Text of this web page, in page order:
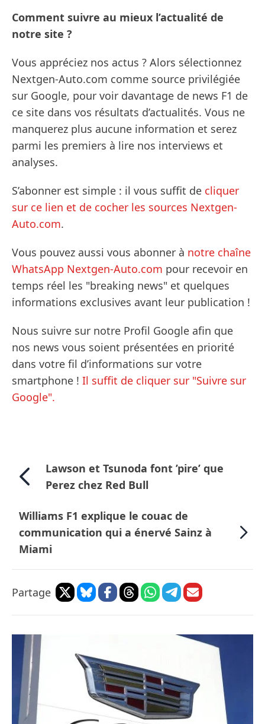
Comment suivre au mieux l’actualité de
notre site ?
Vous appréciez nos actus ? Alors sélectionnez
Nextgen-Auto.com comme source privilégiée
sur Google, pour voir davantage de news F1 de
ce site dans vos résultats d’actualités. Vous ne
manquerez plus aucune information et serez
parmi les premiers à lire nos interviews et
analyses.
S’abonner est simple : il vous suffit de cliquer
sur ce lien et de cocher les sources Nextgen-
Auto.com.
Vous pouvez aussi vous abonner à notre chaîne
WhatsApp Nextgen-Auto.com pour recevoir en
temps réel les "breaking news" et quelques
informations exclusives avant leur publication !
Nous suivre sur notre Profil Google afin que
nos news vous soient présentées en priorité
dans votre fil d’informations sur votre
smartphone ! Il suffit de cliquer sur "Suivre sur
Google".
Lawson et Tsunoda font ’pire’ que
Perez chez Red Bull
Williams F1 explique le couac de
communication qui a énervé Sainz à
Miami
Partage